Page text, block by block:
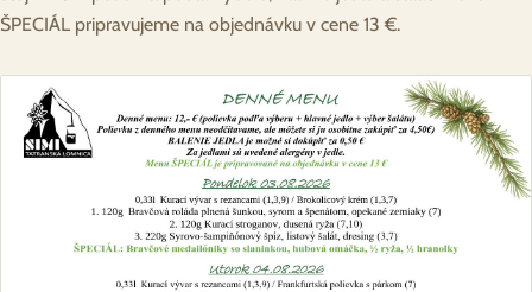
ŠPECIÁL pripravujeme na objednávku v cene 13 €.